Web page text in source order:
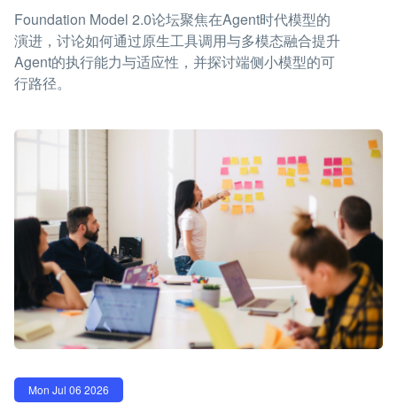
Foundation Model 2.0论坛聚焦在Agent时代模型的
演进，讨论如何通过原生工具调用与多模态融合提升
Agent的执行能力与适应性，并探讨端侧小模型的可
行路径。
Mon Jul 06 2026